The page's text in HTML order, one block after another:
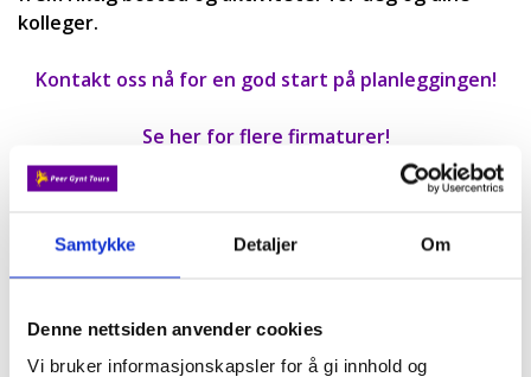
Samtykke Detaljer Om
Denne nettsiden anvender cookies
Vi bruker informasjonskapsler for å gi innhold og
kolleger.
Kontakt oss nå for en god start på planleggingen!
Se her for flere firmaturer!
Hoteller, restauranter og service
Reisekalender